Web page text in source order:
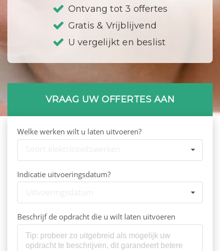
Ontvang tot 3 offertes
Gratis & Vrijblijvend
U vergelijkt en beslist
VRAAG UW OFFERTES AAN
Welke werken wilt u laten uitvoeren?
Indicatie uitvoeringsdatum?
Beschrijf de opdracht die u wilt laten uitvoeren